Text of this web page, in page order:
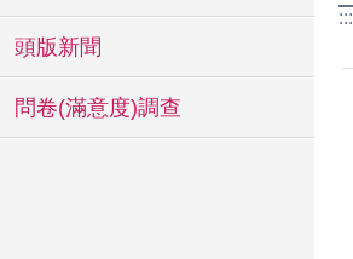
頭版新聞
問卷(滿意度)調查
:::